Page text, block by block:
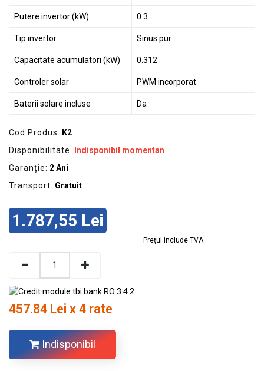
Putere invertor (kW) 0.3
Tip invertor Sinus pur
Capacitate acumulatori (kW) 0.312
Controler solar PWM incorporat
Baterii solare incluse Da
Cod Produs: K2
Disponibilitate:
Indisponibil momentan
Garanție: 2 Ani
Transport: Gratuit
1.787,55 Lei
Prețul include TVA
457.84 Lei x 4 rate
Indisponibil